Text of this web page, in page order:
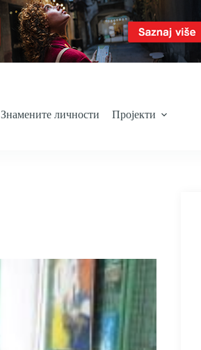
Знамените личности Пројекти